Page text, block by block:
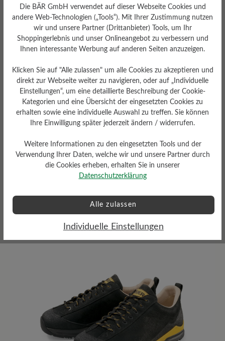
HikeTec Sohle aus PU,
Gummi, TPU und Nylon,
FIRMOFLEX im
Bewertungen lesen
Durchschnittliche Bewertung
4 von 5 Sternen
Perfekt (5)
Die BÄR GmbH verwendet auf dieser Webseite Cookies und
andere Web-Technologien („Tools“). Mit Ihrer Zustimmung nutzen
wir und unsere Partner (Drittanbieter) Tools, um Ihr
Shoppingerlebnis und unser Onlineangebot zu verbessern und
Ihnen interessante Werbung auf anderen Seiten anzuzeigen.
Klicken Sie auf "Alle zulassen" um alle Cookies zu akzeptieren und
direkt zur Webseite weiter zu navigieren, oder auf „Individuelle
Einstellungen“, um eine detaillierte Beschreibung der Cookie-
Kategorien und eine Übersicht der eingesetzten Cookies zu
erhalten sowie eine individuelle Auswahl zu treffen. Sie können
Ihre Einwilligung später jederzeit ändern / widerrufen.
Weitere Informationen zu den eingesetzten Tools und der
Verwendung Ihrer Daten, welche wir und unsere Partner durch
die Cookies erheben, erhalten Sie in unserer
Datenschutzerklärung
Alle zulassen
Individuelle Einstellungen